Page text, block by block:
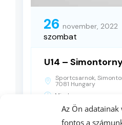
Az Ön adatainak
fontos a
26 november, 2022
szombat
U14 –
Sportcsarnok,
7081 Hungary
Minden nap
RÉSZLETEK